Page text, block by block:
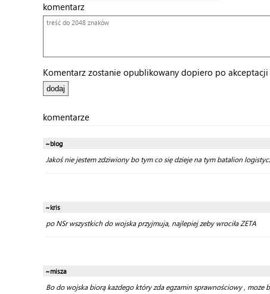
komentarz
Komentarz zostanie opublikowany dopiero po
komentarze
~blog
Jakoś nie jestem zdziwiony bo tym co się dzieje na tym batalion
~kris
po NSr wszystkich do wojska przyjmuja, najlepiej zeby wrociła ZETA
~misza
Bo do wojska biorą każdego który zda egzamin sprawnościowy , może